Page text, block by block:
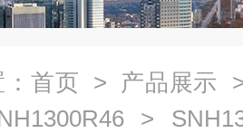
首页 > 产品展示
>